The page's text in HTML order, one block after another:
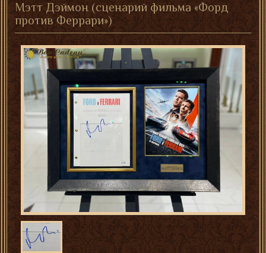
Мэтт Дэймон (сценарий фильма «Форд
против Феррари»)